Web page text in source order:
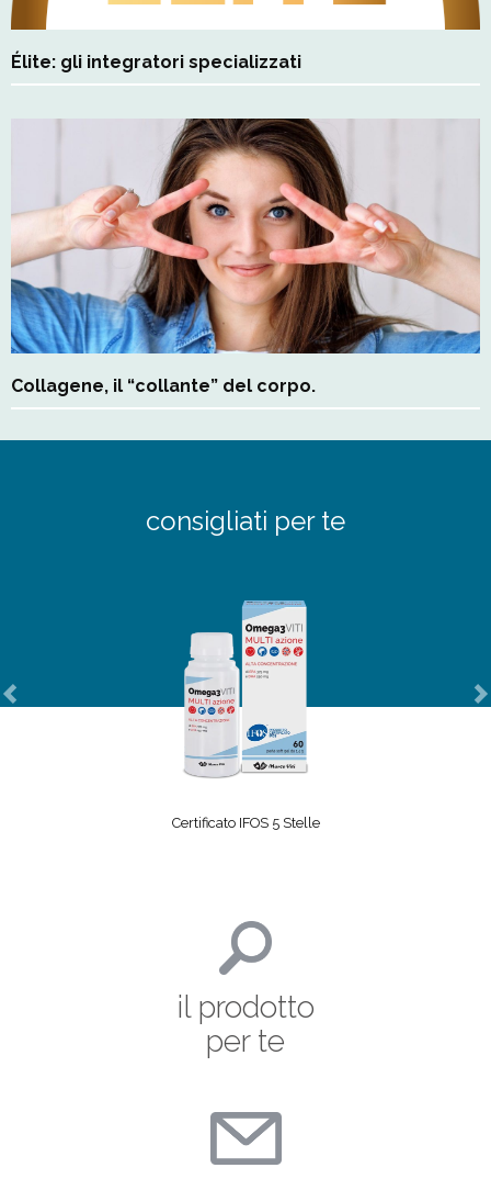
Élite: gli integratori specializzati
Collagene, il “collante” del corpo.
consigliati per te
Certificato IFOS 5 Stelle
Previous
il prodotto
per te